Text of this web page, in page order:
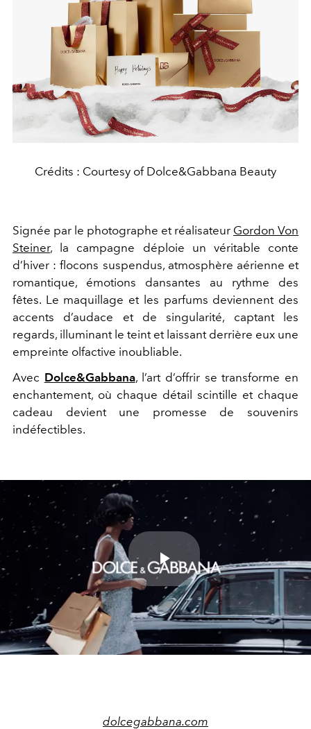
Crédits : Courtesy of Dolce&Gabbana Beauty
Signée par le photographe et réalisateur Gordon Von
Steiner, la campagne déploie un véritable conte
d’hiver : flocons suspendus, atmosphère aérienne et
romantique, émotions dansantes au rythme des
fêtes. Le maquillage et les parfums deviennent des
accents d’audace et de singularité, captant les
regards, illuminant le teint et laissant derrière eux une
empreinte olfactive inoubliable.
Avec Dolce&Gabbana, l’art d’offrir se transforme en
enchantement, où chaque détail scintille et chaque
cadeau devient une promesse de souvenirs
indéfectibles.
Play
Video
dolcegabbana.com